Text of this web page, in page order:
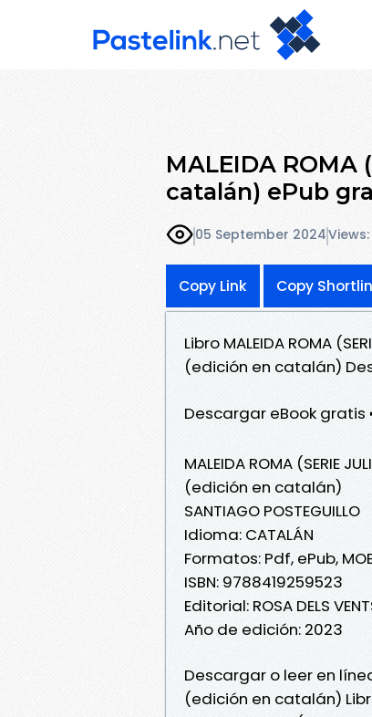
MALEIDA ROMA
catalán) ePub
05 September 2024Views:
Copy Link Copy
Libro MALEIDA ROMA
(edición en catalán)
Descargar eBook gratis
MALEIDA ROMA (SERIE
(edición en catalán)
SANTIAGO POSTEGUILLO
Idioma: CATALÁN
Formatos: Pdf, ePub,
ISBN: 9788419259523
Editorial: ROSA DELS
Año de edición: 2023
Descargar o leer en línea
(edición en catalán)